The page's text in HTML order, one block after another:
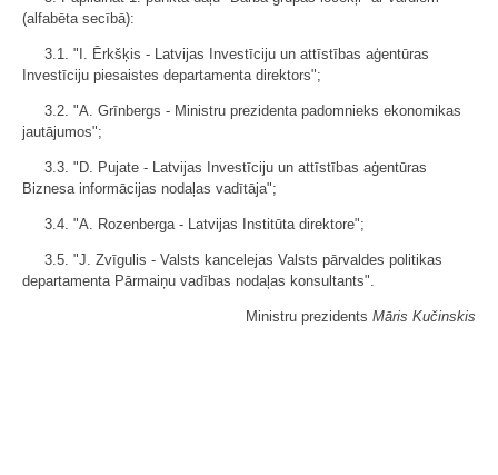
(alfabēta secībā):
3.1. "I. Ērkšķis - Latvijas Investīciju un attīstības aģentūras
Investīciju piesaistes departamenta direktors";
3.2. "A. Grīnbergs - Ministru prezidenta padomnieks ekonomikas
jautājumos";
3.3. "D. Pujate - Latvijas Investīciju un attīstības aģentūras
Biznesa informācijas nodaļas vadītāja";
3.4. "A. Rozenberga - Latvijas Institūta direktore";
3.5. "J. Zvīgulis - Valsts kancelejas Valsts pārvaldes politikas
departamenta Pārmaiņu vadības nodaļas konsultants".
Ministru prezidents Māris Kučinskis